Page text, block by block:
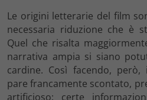
Le origini letterarie del film
necessaria riduzione che è
Quel che risalta
narrativa ampia si siano
cardine. Così facendo,
pare francamente scontato,
artificioso: certe